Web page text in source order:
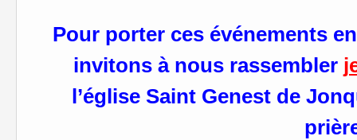
Pour porter ces événements
invitons à nous rassembler
l’église Saint Genest de